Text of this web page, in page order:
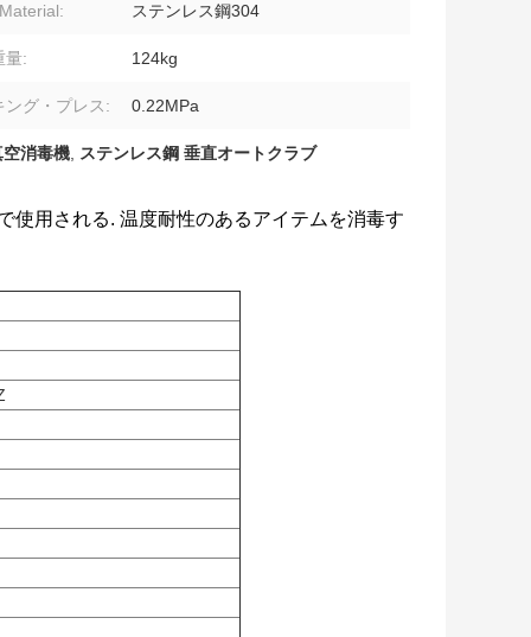
ステンレス鋼304
量: 124kg
ング・プレス: 0.22MPa
消毒機, ステンレス鋼 垂直オートクラブ
使用される. 温度耐性のあるアイテムを消毒す